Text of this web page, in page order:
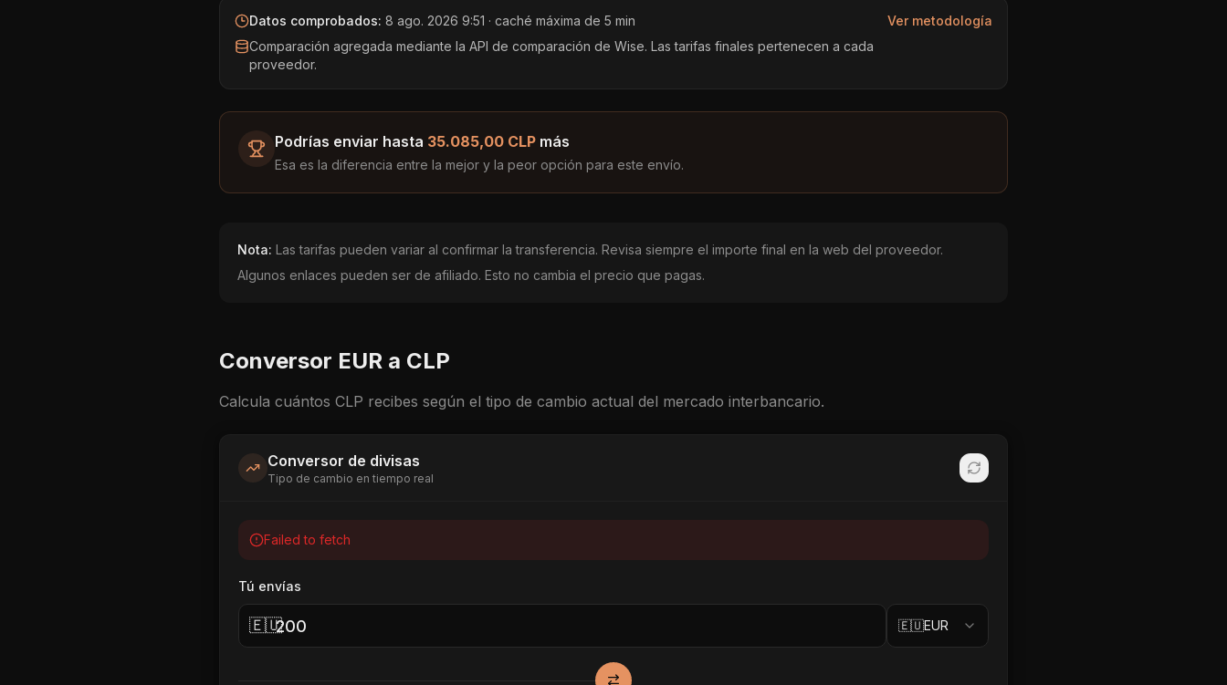
Datos comprobados: 8 ago. 2026 9:51 · caché máxima de 5 min
Comparación agregada mediante la API de comparación de Wise. Las tarifas finales pertenecen a cada
proveedor.
Ver metodología
Podrías enviar hasta 35.085,00 CLP más
Esa es la diferencia entre la mejor y la peor opción para este envío.
Nota: Las tarifas pueden variar al confirmar la transferencia. Revisa siempre el importe final en la web del proveedor.
Algunos enlaces pueden ser de afiliado. Esto no cambia el precio que pagas.
Conversor EUR a CLP
Calcula cuántos CLP recibes según el tipo de cambio actual del mercado interbancario.
Conversor de divisas
Tipo de cambio en tiempo real
Failed to fetch
Tú envías
🇪🇺 🇪🇺EUR